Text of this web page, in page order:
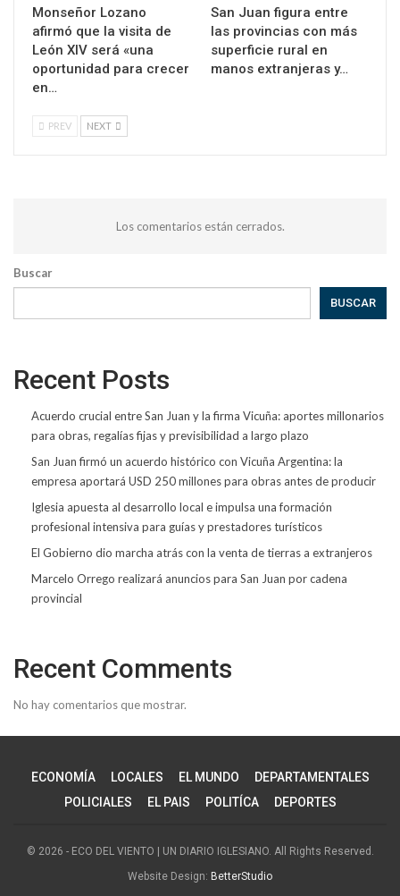
Monseñor Lozano
afirmó que la visita de
León XIV será «una
oportunidad para crecer
en…
San Juan figura entre
las provincias con más
superficie rural en
manos extranjeras y…
PREV NEXT
Los comentarios están cerrados.
Buscar
BUSCAR
Recent Posts
Acuerdo crucial entre San Juan y la firma Vicuña: aportes millonarios
para obras, regalías fijas y previsibilidad a largo plazo
San Juan firmó un acuerdo histórico con Vicuña Argentina: la
empresa aportará USD 250 millones para obras antes de producir
Iglesia apuesta al desarrollo local e impulsa una formación
profesional intensiva para guías y prestadores turísticos
El Gobierno dio marcha atrás con la venta de tierras a extranjeros
Marcelo Orrego realizará anuncios para San Juan por cadena
provincial
Recent Comments
No hay comentarios que mostrar.
ECONOMÍA LOCALES EL MUNDO
DEPARTAMENTALES
POLICIALES
EL PAIS POLITÍCA DEPORTES
© 2026 - ECO DEL VIENTO | UN DIARIO IGLESIANO. All Rights Reserved.
Website Design: BetterStudio